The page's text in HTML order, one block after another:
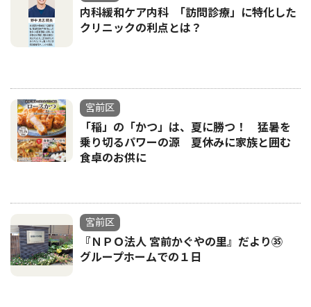
内科緩和ケア内科 ｢訪問診療」に特化した
クリニックの利点とは？
宮前区
「稲」の「かつ」は、夏に勝つ！ 猛暑を
乗り切るパワーの源 夏休みに家族と囲む
食卓のお供に
宮前区
『ＮＰＯ法人 宮前かぐやの里』だより㉟
グループホームでの１日